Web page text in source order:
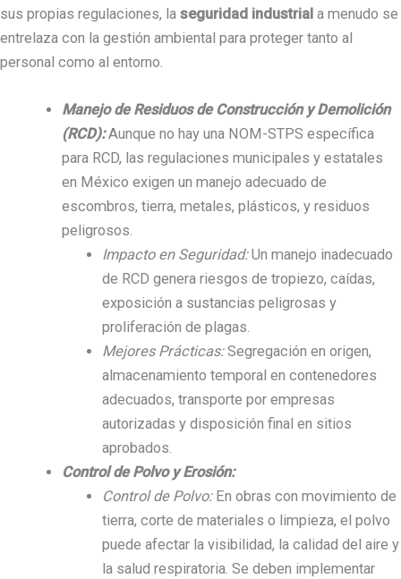
sus propias regulaciones, la seguridad industrial a menudo se
entrelaza con la gestión ambiental para proteger tanto al
personal como al entorno.
Manejo de Residuos de Construcción y Demolición
(RCD):Aunque no hay una NOM-STPS específica
para RCD, las regulaciones municipales y estatales
en México exigen un manejo adecuado de
escombros, tierra, metales, plásticos, y residuos
peligrosos.
Impacto en Seguridad:Un manejo inadecuado
de RCD genera riesgos de tropiezo, caídas,
exposición a sustancias peligrosas y
proliferación de plagas.
Mejores Prácticas:Segregación en origen,
almacenamiento temporal en contenedores
adecuados, transporte por empresas
autorizadas y disposición final en sitios
aprobados.
Control de Polvo y Erosión:
Control de Polvo:En obras con movimiento de
tierra, corte de materiales o limpieza, el polvo
puede afectar la visibilidad, la calidad del aire y
la salud respiratoria. Se deben implementar